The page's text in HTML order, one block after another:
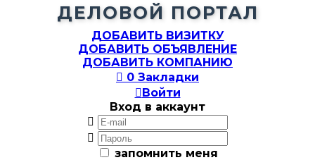
ДЕЛОВОЙ ПОРТАЛ
ДОБАВИТЬ ВИЗИТКУ
ДОБАВИТЬ ОБЪЯВЛЕНИЕ
ДОБАВИТЬ КОМПАНИЮ
 0 Закладки
Войти
Вход в аккаунт


запомнить меня